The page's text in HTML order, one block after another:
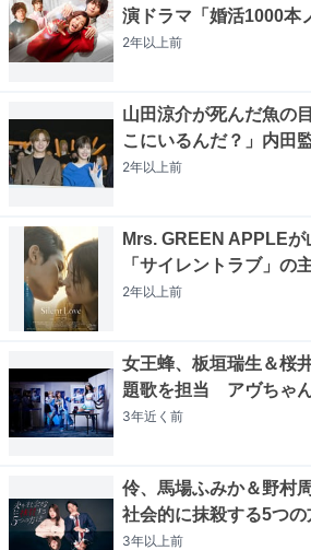
演ドラマ「婚活1000本
2年以上前
山田涼介が死んだ魚の
こにいるんだ？」内田
2年以上前
Mrs. GREEN APPLE
「サイレントラブ」の
2年以上前
女王蜂、板垣瑞生＆桜
題歌を担当 アヴちゃ
3年近く 前
伶、馬場ふみか＆野村
社会的に抹殺する5つ
3年以上前